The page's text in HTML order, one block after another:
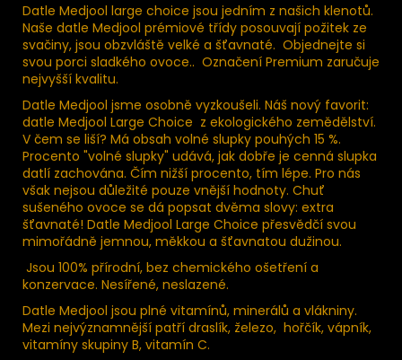
Datle Medjool large choice jsou jedním z našich klenotů.
Naše datle Medjool prémiové třídy posouvají požitek ze
svačiny, jsou obzvláště velké a šťavnaté. Objednejte si
svou porci sladkého ovoce.. Označení Premium zaručuje
nejvyšší kvalitu.
Datle Medjool jsme osobně vyzkoušeli. Náš nový favorit:
datle Medjool Large Choice z ekologického zemědělství.
V čem se liší? Má obsah volné slupky pouhých 15 %.
Procento "volné slupky" udává, jak dobře je cenná slupka
datlí zachována. Čím nižší procento, tím lépe. Pro nás
však nejsou důležité pouze vnější hodnoty. Chuť
sušeného ovoce se dá popsat dvěma slovy: extra
šťavnaté! Datle Medjool Large Choice přesvědčí svou
mimořádně jemnou, měkkou a šťavnatou dužinou.
Jsou 100% přírodní, bez chemického ošetření a
konzervace. Nesířené, neslazené.
Datle Medjool jsou plné vitamínů, minerálů a vlákniny.
Mezi nejvýznamnější patří draslík, železo, hořčík, vápník,
vitamíny skupiny B, vitamín C.